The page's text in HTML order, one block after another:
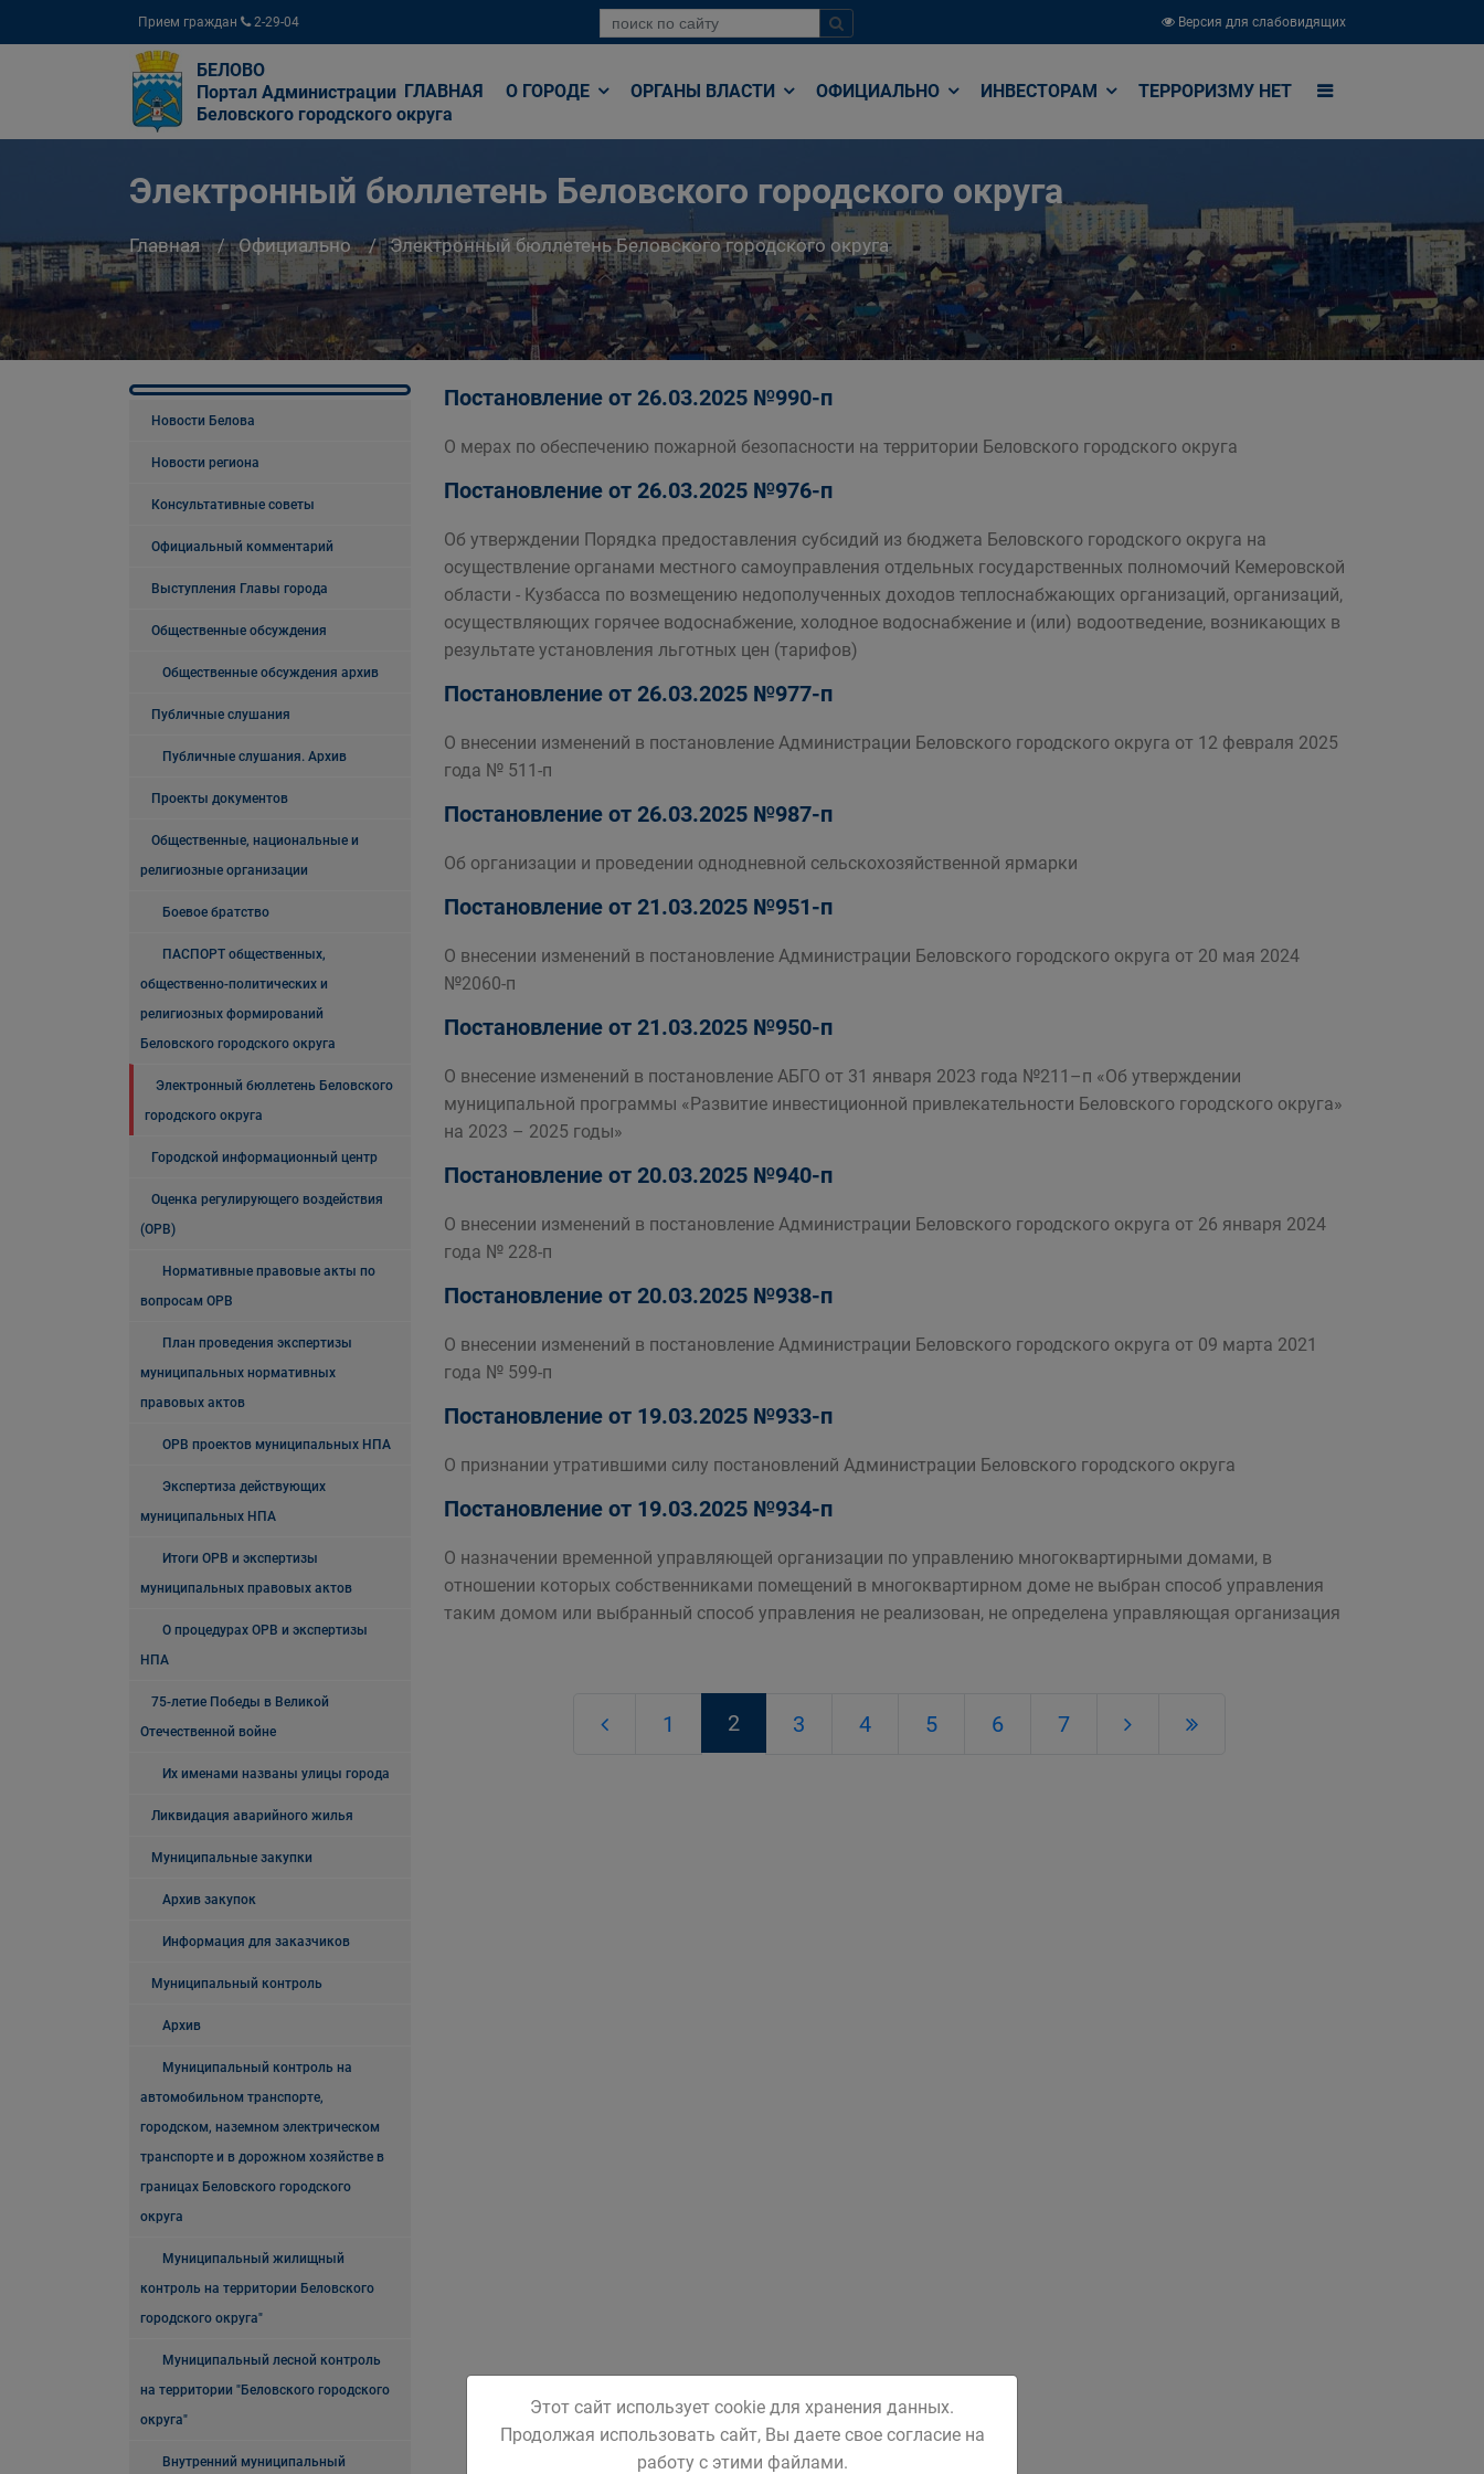
Прием граждан 2-29-04 Версия для слабовидящих
БЕЛОВО
Портал Администрации
Беловского городского округа
ГЛАВНАЯ О ГОРОДЕ ОРГАНЫ ВЛАСТИ ОФИЦИАЛЬНО ИНВЕСТОРАМ ТЕРРОРИЗМУ НЕТ
Электронный бюллетень Беловского городского округа
Главная Официально Электронный бюллетень Беловского городского округа
Новости Белова
Новости региона
Консультативные советы
Официальный комментарий
Выступления Главы города
Общественные обсуждения
Общественные обсуждения архив
Публичные слушания
Публичные слушания. Архив
Проекты документов
Общественные, национальные и
религиозные организации
Боевое братство
ПАСПОРТ общественных,
общественно-политических и
религиозных формирований
Беловского городского округа
Электронный бюллетень Беловского
городского округа
Городской информационный центр
Оценка регулирующего воздействия
(ОРВ)
Нормативные правовые акты по
вопросам ОРВ
План проведения экспертизы
муниципальных нормативных
правовых актов
ОРВ проектов муниципальных НПА
Экспертиза действующих
муниципальных НПА
Итоги ОРВ и экспертизы
муниципальных правовых актов
О процедурах ОРВ и экспертизы
НПА
75-летие Победы в Великой
Отечественной войне
Их именами названы улицы города
Ликвидация аварийного жилья
Муниципальные закупки
Архив закупок
Информация для заказчиков
Муниципальный контроль
Архив
Муниципальный контроль на
автомобильном транспорте,
городском, наземном электрическом
транспорте и в дорожном хозяйстве в
границах Беловского городского
округа
Муниципальный жилищный
контроль на территории Беловского
городского округа"
Муниципальный лесной контроль
на территории "Беловского городского
округа"
Внутренний муниципальный
Постановление от 26.03.2025 №990-п
О мерах по обеспечению пожарной безопасности на территории Беловского городского округа
Постановление от 26.03.2025 №976-п
Об утверждении Порядка предоставления субсидий из бюджета Беловского городского округа на
осуществление органами местного самоуправления отдельных государственных полномочий Кемеровской
области - Кузбасса по возмещению недополученных доходов теплоснабжающих организаций, организаций,
осуществляющих горячее водоснабжение, холодное водоснабжение и (или) водоотведение, возникающих в
результате установления льготных цен (тарифов)
Постановление от 26.03.2025 №977-п
О внесении изменений в постановление Администрации Беловского городского округа от 12 февраля 2025
года № 511-п
Постановление от 26.03.2025 №987-п
Об организации и проведении однодневной сельскохозяйственной ярмарки
Постановление от 21.03.2025 №951-п
О внесении изменений в постановление Администрации Беловского городского округа от 20 мая 2024
№2060-п
Постановление от 21.03.2025 №950-п
О внесение изменений в постановление АБГО от 31 января 2023 года №211–п «Об утверждении
муниципальной программы «Развитие инвестиционной привлекательности Беловского городского округа»
на 2023 – 2025 годы»
Постановление от 20.03.2025 №940-п
О внесении изменений в постановление Администрации Беловского городского округа от 26 января 2024
года № 228-п
Постановление от 20.03.2025 №938-п
О внесении изменений в постановление Администрации Беловского городского округа от 09 марта 2021
года № 599-п
Постановление от 19.03.2025 №933-п
О признании утратившими силу постановлений Администрации Беловского городского округа
Постановление от 19.03.2025 №934-п
О назначении временной управляющей организации по управлению многоквартирными домами, в
отношении которых собственниками помещений в многоквартирном доме не выбран способ управления
таким домом или выбранный способ управления не реализован, не определена управляющая организация
1 2 3 4 5 6 7
Этот сайт использует cookie для хранения данных.
Продолжая использовать сайт, Вы даете свое согласие на
работу с этими файлами.